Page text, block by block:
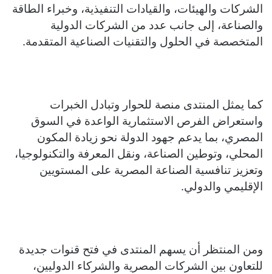
الشركات والهيئات، والقيادات التنفيذية، وخبراء الطاقة
والصناعة، إلى جانب عدد من الشركات الدولية
المتخصصة في الحلول والتقنيات الصناعية المتقدمة.
كما يمثل المنتدى منصة للحوار وتبادل الخبرات
واستعراض الفرص الاستثمارية الواعدة في السوق
المصري، بما يدعم جهود الدولة نحو زيادة المكون
المحلي، وتوطين الصناعة، ونقل المعرفة والتكنولوجيا،
وتعزيز تنافسية الصناعة المصرية على المستويين
الإقليمي والدولي.
ومن المنتظر أن يسهم المنتدى في فتح قنوات جديدة
للتعاون بين الشركات المصرية والشركاء الدوليين،